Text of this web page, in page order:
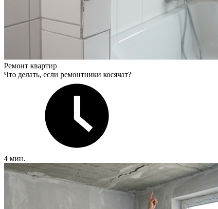
Ремонт квартир
Что делать, если ремонтники косячат?
4 мин.